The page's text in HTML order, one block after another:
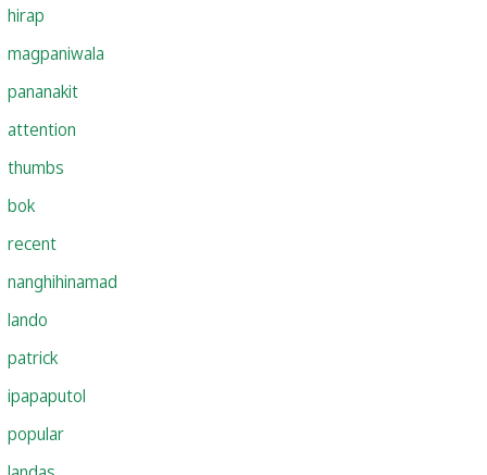
hirap
magpaniwala
pananakit
attention
thumbs
bok
recent
nanghihinamad
lando
patrick
ipapaputol
popular